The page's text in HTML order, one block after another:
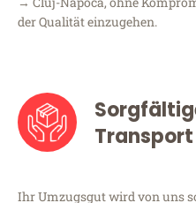
der Qualität einzugehen.
Transport
Ihr Umzugsgut wird von uns